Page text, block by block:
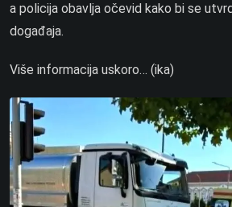
a policija obavlja očevid kako bi se
događaja.
Više informacija uskoro… (ika)